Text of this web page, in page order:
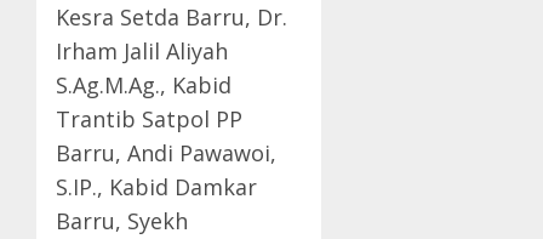
Kesra Setda Barru, Dr.
Irham Jalil Aliyah
S.Ag.M.Ag., Kabid
Trantib Satpol PP
Barru, Andi Pawawoi,
S.IP., Kabid Damkar
Barru, Syekh